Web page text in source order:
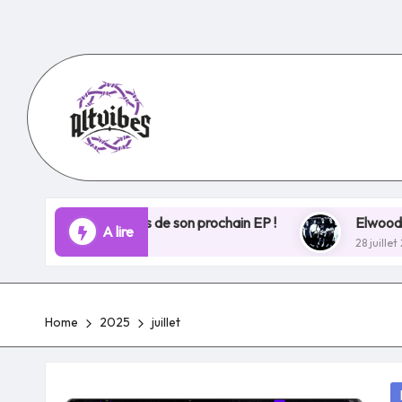
content
A lire
les bases de son prochain EP ! Elwood Stray
28 juillet 2025
Home 2025 juillet